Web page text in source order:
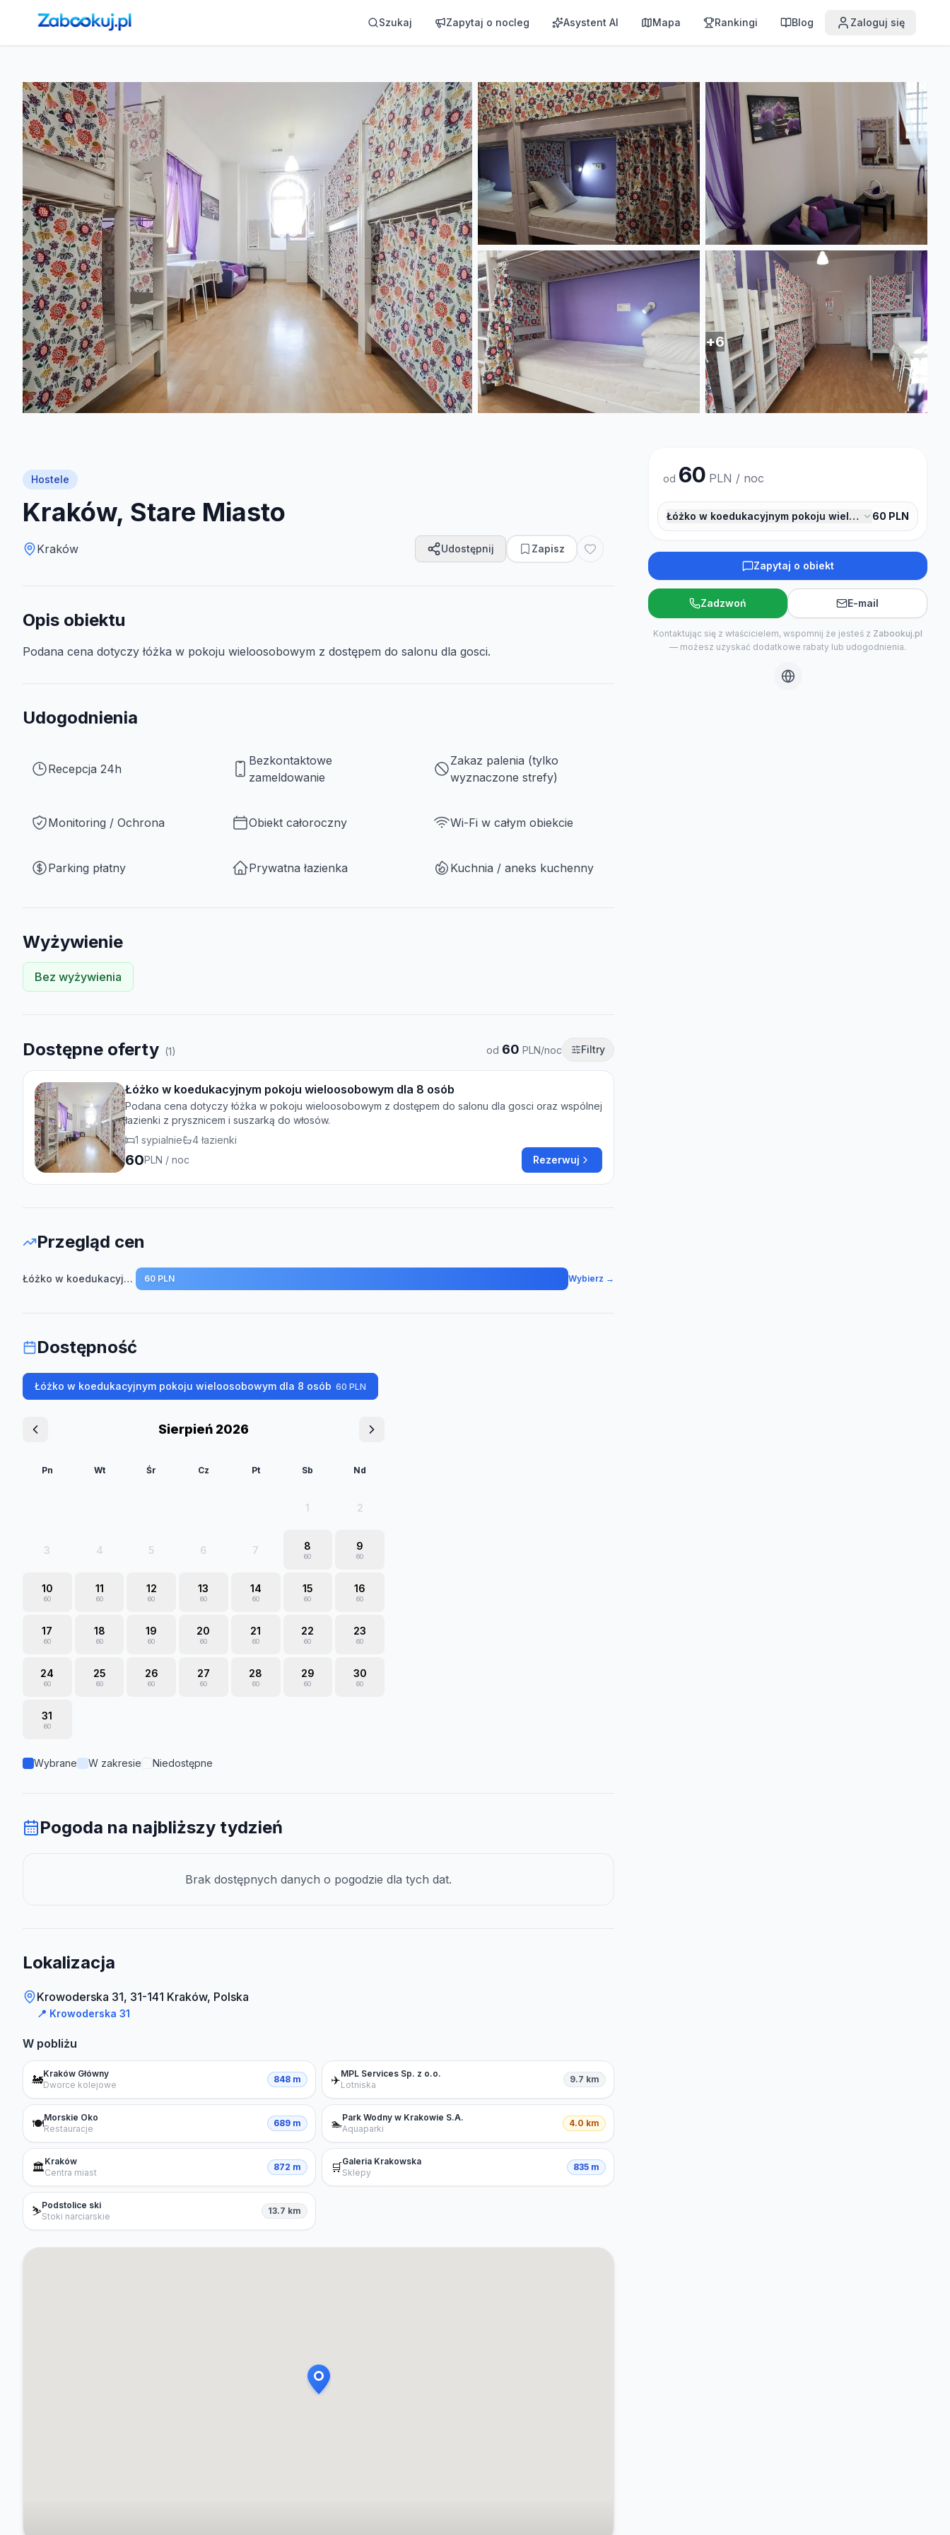
Strona główna ›Noclegi Szukaj Zapytaj o nocleg Asystent AI Mapa Rankingi Blog Zaloguj się
+6
Hostele
Kraków, Stare Miasto
Kraków Udostępnij Zapisz
Opis obiektu
Podana cena dotyczy łóżka w pokoju wieloosobowym z dostępem do salonu dla gosci.
Udogodnienia
Recepcja 24h
Bezkontaktowe
zameldowanie
Zakaz palenia (tylko
wyznaczone strefy)
Monitoring / Ochrona Obiekt całoroczny Wi-Fi w całym obiekcie
Parking płatny Prywatna łazienka Kuchnia / aneks kuchenny
Wyżywienie
Bez wyżywienia
Dostępne oferty (1) od 60 PLN/noc Filtry
Łóżko w koedukacyjnym pokoju wieloosobowym dla 8 osób
Podana cena dotyczy łóżka w pokoju wieloosobowym z dostępem do salonu dla gosci oraz wspólnej
łazienki z prysznicem i suszarką do włosów.
1 sypialnie 4 łazienki
60PLN / noc Rezerwuj
Przegląd cen
Łóżko w koedukacyjnym pokoju wieloosobowym dla 8 osób 60 PLN Wybierz →
Dostępność
Łóżko w koedukacyjnym pokoju wieloosobowym dla 8 osób 60 PLN
Sierpień 2026
Pn Wt Śr Cz Pt Sb Nd
1 2
3 4 5 6 7 8
60
9
60
10
60
11
60
12
60
13
60
14
60
15
60
16
60
17
60
18
60
19
60
20
60
21
60
22
60
23
60
24
60
25
60
26
60
27
60
28
60
29
60
30
60
31
60
Wybrane W zakresie Niedostępne
Pogoda na najbliższy tydzień
Brak dostępnych danych o pogodzie dla tych dat.
Lokalizacja
Krowoderska 31, 31-141 Kraków, Polska
📍 Krowoderska 31
W pobliżu
🚂Kraków Główny
Dworce kolejowe
848 m ✈️MPL Services Sp. z o.o.
Lotniska
9.7 km
🍽️Morskie Oko
Restauracje
689 m 🏊Park Wodny w Krakowie S.A.
Aquaparki
4.0 km
🏛️Kraków
Centra miast
872 m 🛒Galeria Krakowska
Sklepy
835 m
⛷️Podstolice ski
Stoki narciarskie
13.7 km
od 60 PLN / noc
Łóżko w koedukacyjnym pokoju wieloosobowym dla 8
60 PLN
Zapytaj o obiekt
Zadzwoń E-mail
Kontaktując się z właścicielem, wspomnij że jesteś z Zabookuj.pl
— możesz uzyskać dodatkowe rabaty lub udogodnienia.